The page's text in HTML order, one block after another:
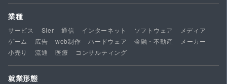
業種
サービス SIer 通信 インターネット ソフトウェア
メディア
ゲーム
広告 web制作 ハードウェア 金融・不動産
メーカー
小売り
流通 医療 コンサルティング
就業形態